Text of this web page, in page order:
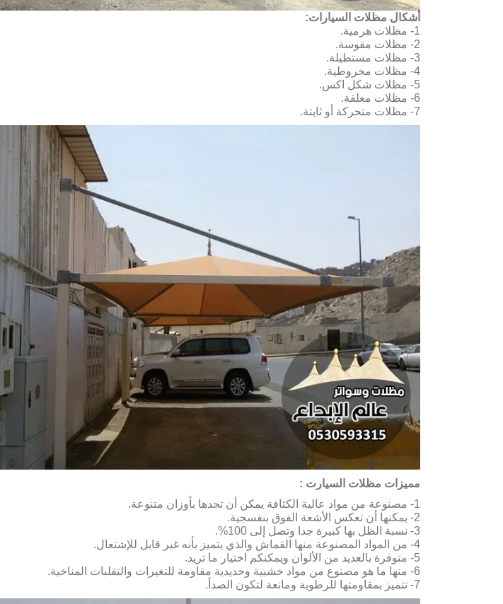
أشكال مظلات السيارات:
1- مظلات هرمية.
2- مظلات مقوسة.
3- مظلات مستطيلة.
4- مظلات مخروطية.
5- مظلات شكل اكس.
6- مظلات معلقة.
7- مظلات متحركة أو ثابتة.
مميزات مظلات السيارت :
1- مصنوعة من مواد عالية الكثافة يمكن أن تجدها بأوزان متنوعة.
2- يمكنها أن تعكس الأشعة الفوق بنفسجية.
3- نسبة الظل بها كبيرة جدا وتصل إلى 100%.
4- من المواد المصنوعة منها القماش والذي يتميز بأنه غير قابل للإشتعال.
5- متوفرة بالعديد من الألوان ويمكنكم اختيار ما تريد.
6- منها ما هو مصنوع من مواد خشبية وحديدية مقاومة للتغيرات والتقلبات المناخية.
7- تتميز بمقاومتها للرطوبة ومانعة لتكون الصدأ.